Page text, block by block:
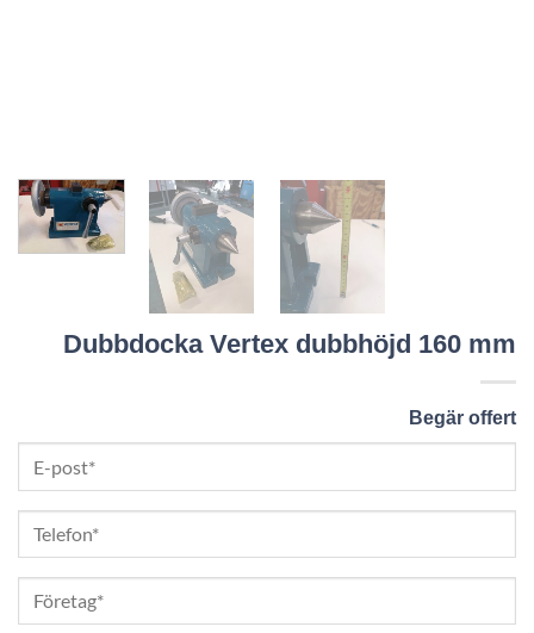
Dubbdocka Vertex dubbhöjd 160 mm
Begär offert